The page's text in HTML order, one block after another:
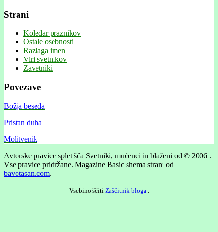
Strani
Koledar praznikov
Ostale osebnosti
Razlaga imen
Viri svetnikov
Zavetniki
Povezave
Božja beseda
Pristan duha
Molitvenik
Avtorske pravice spletišča Svetniki, mučenci in blaženi od © 2006 .
Vse pravice pridržane. Magazine Basic shema strani od
bavotasan.com.
Vsebino ščiti Zaščitnik bloga